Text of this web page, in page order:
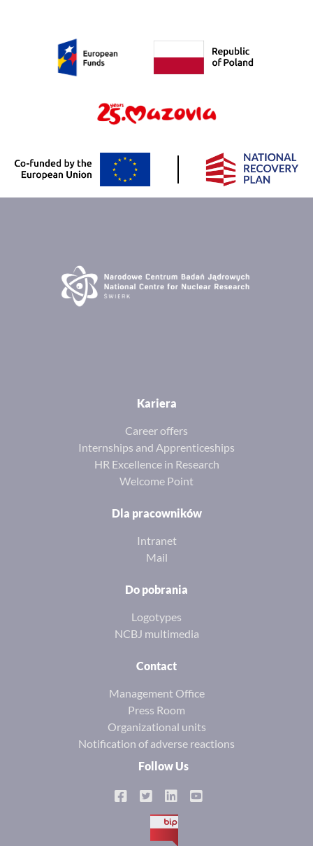
Kariera
Career offers
Internships and Apprenticeships
HR Excellence in Research
Welcome Point
Dla pracowników
Intranet
Mail
Do pobrania
Logotypes
NCBJ multimedia
Contact
Management Office
Press Room
Organizational units
Notification of adverse reactions
Follow Us
BIP